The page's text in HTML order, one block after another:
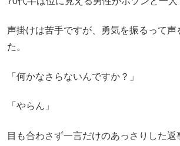
声掛けは苦手ですが、勇気を振るって声
た。
「何かなさらないんですか？」
「やらん」
目も合わさず一言だけのあっさりした返